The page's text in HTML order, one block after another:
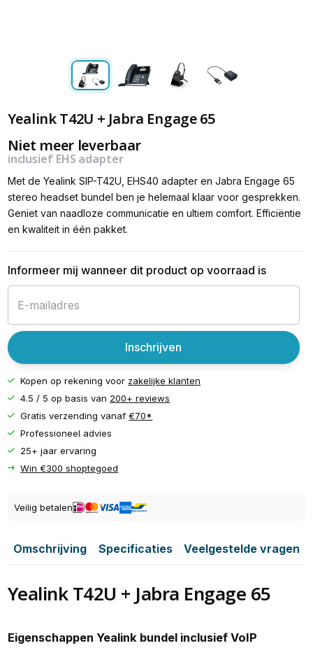
Yealink T42U + Jabra Engage 65
Niet meer leverbaar
inclusief EHS adapter
Met de Yealink SIP-T42U, EHS40 adapter en Jabra Engage 65
stereo headset bundel ben je helemaal klaar voor gesprekken.
Geniet van naadloze communicatie en ultiem comfort. Efficiëntie
en kwaliteit in één pakket.
Informeer mij wanneer dit product op voorraad is
Inschrijven
Kopen op rekening voor zakelijke klanten
4.5 / 5 op basis van 200+ reviews
Gratis verzending vanaf€70*
Professioneel advies
25+ jaar ervaring
Win €300 shoptegoed
Veilig betalen
Omschrijving Specificaties Veelgestelde vragen
Yealink T42U + Jabra Engage 65
Eigenschappen Yealink bundel inclusief VoIP